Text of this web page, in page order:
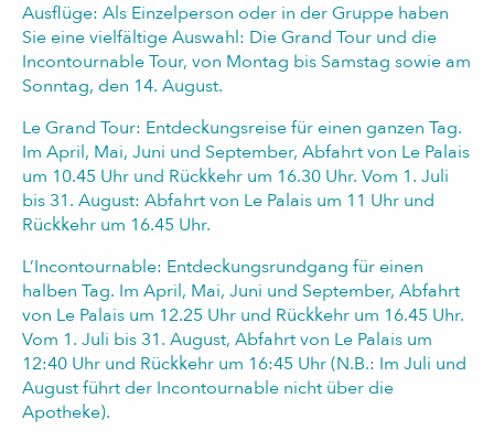
Ausflüge: Als Einzelperson oder in der Gruppe haben
Sie eine vielfältige Auswahl: Die Grand Tour und die
Incontournable Tour, von Montag bis Samstag sowie am
Sonntag, den 14. August.
Le Grand Tour: Entdeckungsreise für einen ganzen Tag.
Im April, Mai, Juni und September, Abfahrt von Le Palais
um 10.45 Uhr und Rückkehr um 16.30 Uhr. Vom 1. Juli
bis 31. August: Abfahrt von Le Palais um 11 Uhr und
Rückkehr um 16.45 Uhr.
L’Incontournable: Entdeckungsrundgang für einen
halben Tag. Im April, Mai, Juni und September, Abfahrt
von Le Palais um 12.25 Uhr und Rückkehr um 16.45 Uhr.
Vom 1. Juli bis 31. August, Abfahrt von Le Palais um
12:40 Uhr und Rückkehr um 16:45 Uhr (N.B.: Im Juli und
August führt der Incontournable nicht über die
Apotheke).